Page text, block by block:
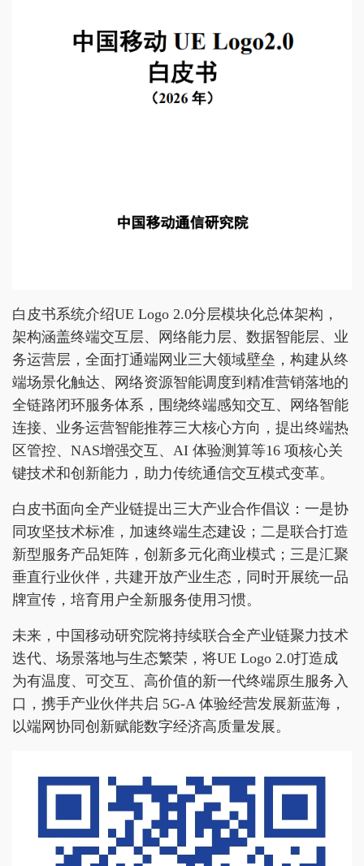
白皮书系统介绍UE Logo 2.0分层模块化总体架构，
架构涵盖终端交互层、网络能力层、数据智能层、业
务运营层，全面打通端网业三大领域壁垒，构建从终
端场景化触达、网络资源智能调度到精准营销落地的
全链路闭环服务体系，围绕终端感知交互、网络智能
连接、业务运营智能推荐三大核心方向，提出终端热
区管控、NAS增强交互、AI 体验测算等16 项核心关
键技术和创新能力，助力传统通信交互模式变革。
白皮书面向全产业链提出三大产业合作倡议：一是协
同攻坚技术标准，加速终端生态建设；二是联合打造
新型服务产品矩阵，创新多元化商业模式；三是汇聚
垂直行业伙伴，共建开放产业生态，同时开展统一品
牌宣传，培育用户全新服务使用习惯。
未来，中国移动研究院将持续联合全产业链聚力技术
迭代、场景落地与生态繁荣，将UE Logo 2.0打造成
为有温度、可交互、高价值的新一代终端原生服务入
口，携手产业伙伴共启 5G-A 体验经营发展新蓝海，
以端网协同创新赋能数字经济高质量发展。